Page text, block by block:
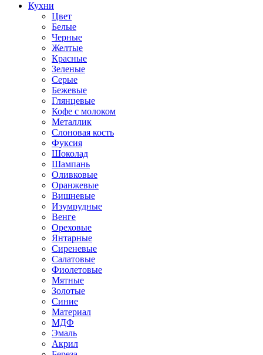
Кухни
Цвет
Белые
Черные
Желтые
Красные
Зеленые
Серые
Бежевые
Глянцевые
Кофе с молоком
Металлик
Слоновая кость
Фуксия
Шоколад
Шампань
Оливковые
Оранжевые
Вишневые
Изумрудные
Венге
Ореховые
Янтарные
Сиреневые
Салатовые
Фиолетовые
Мятные
Золотые
Синие
Материал
МДФ
Эмаль
Акрил